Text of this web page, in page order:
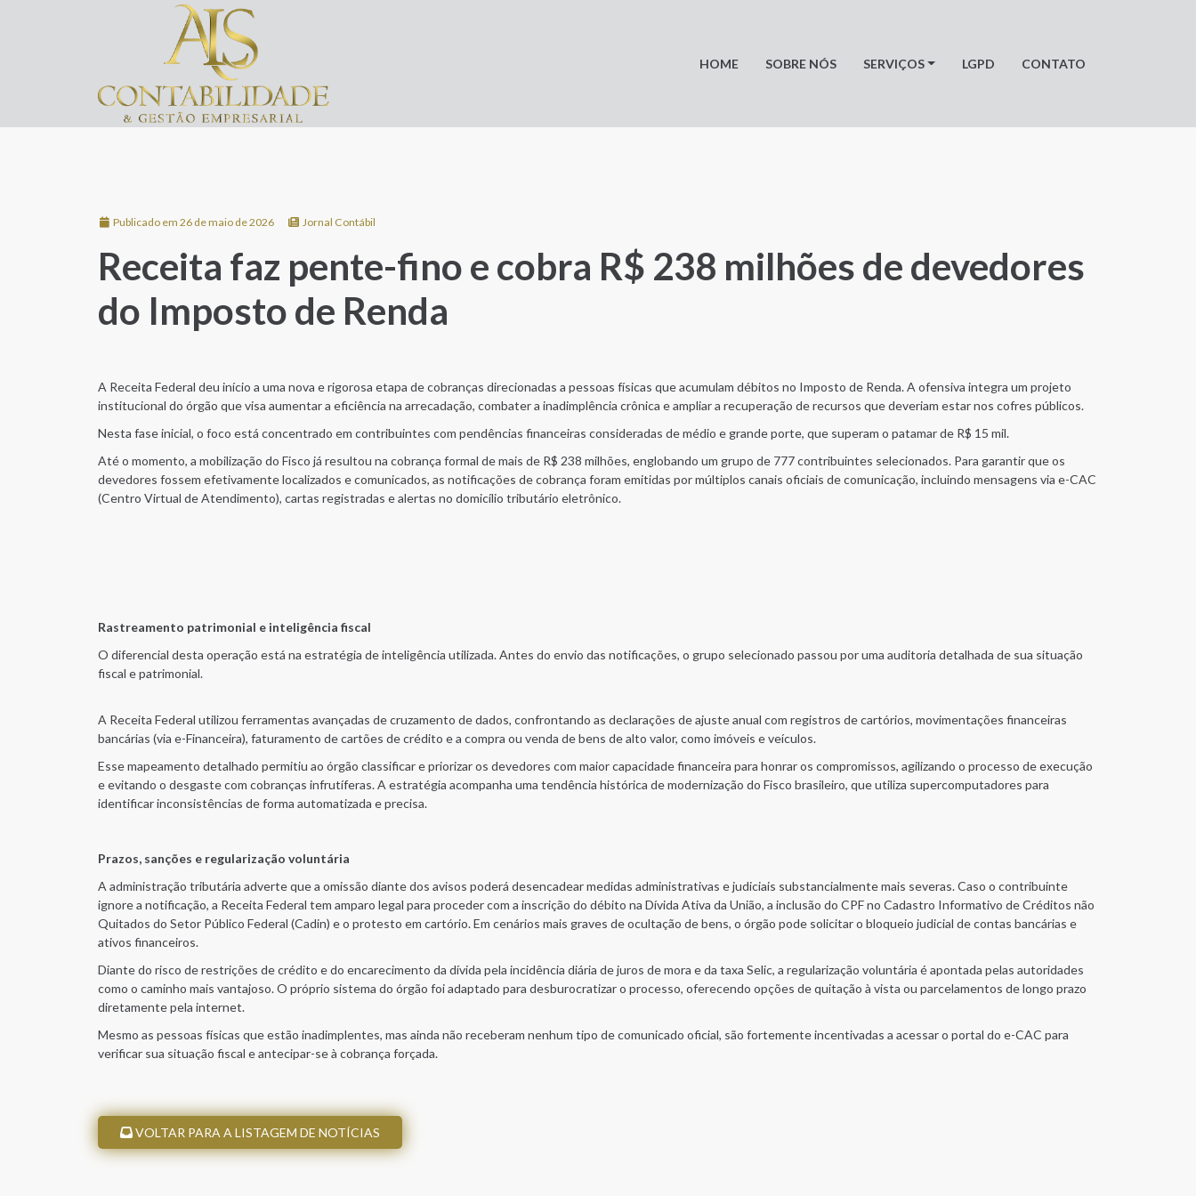
HOME SOBRE NÓS SERVIÇOS LGPD CONTATO
Publicado em 26 de maio de 2026 Jornal Contábil
Receita faz pente-fino e cobra R$ 238 milhões de devedores
do Imposto de Renda
A Receita Federal deu início a uma nova e rigorosa etapa de cobranças direcionadas a pessoas físicas que acumulam débitos no Imposto de Renda. A ofensiva integra um projeto
institucional do órgão que visa aumentar a eficiência na arrecadação, combater a inadimplência crônica e ampliar a recuperação de recursos que deveriam estar nos cofres públicos.
Nesta fase inicial, o foco está concentrado em contribuintes com pendências financeiras consideradas de médio e grande porte, que superam o patamar de R$ 15 mil.
Até o momento, a mobilização do Fisco já resultou na cobrança formal de mais de R$ 238 milhões, englobando um grupo de 777 contribuintes selecionados. Para garantir que os
devedores fossem efetivamente localizados e comunicados, as notificações de cobrança foram emitidas por múltiplos canais oficiais de comunicação, incluindo mensagens via e-CAC
(Centro Virtual de Atendimento), cartas registradas e alertas no domicílio tributário eletrônico.
Rastreamento patrimonial e inteligência fiscal
O diferencial desta operação está na estratégia de inteligência utilizada. Antes do envio das notificações, o grupo selecionado passou por uma auditoria detalhada de sua situação
fiscal e patrimonial.
A Receita Federal utilizou ferramentas avançadas de cruzamento de dados, confrontando as declarações de ajuste anual com registros de cartórios, movimentações financeiras
bancárias (via e-Financeira), faturamento de cartões de crédito e a compra ou venda de bens de alto valor, como imóveis e veículos.
Esse mapeamento detalhado permitiu ao órgão classificar e priorizar os devedores com maior capacidade financeira para honrar os compromissos, agilizando o processo de execução
e evitando o desgaste com cobranças infrutíferas. A estratégia acompanha uma tendência histórica de modernização do Fisco brasileiro, que utiliza supercomputadores para
identificar inconsistências de forma automatizada e precisa.
Prazos, sanções e regularização voluntária
A administração tributária adverte que a omissão diante dos avisos poderá desencadear medidas administrativas e judiciais substancialmente mais severas. Caso o contribuinte
ignore a notificação, a Receita Federal tem amparo legal para proceder com a inscrição do débito na Dívida Ativa da União, a inclusão do CPF no Cadastro Informativo de Créditos não
Quitados do Setor Público Federal (Cadin) e o protesto em cartório. Em cenários mais graves de ocultação de bens, o órgão pode solicitar o bloqueio judicial de contas bancárias e
ativos financeiros.
Diante do risco de restrições de crédito e do encarecimento da dívida pela incidência diária de juros de mora e da taxa Selic, a regularização voluntária é apontada pelas autoridades
como o caminho mais vantajoso. O próprio sistema do órgão foi adaptado para desburocratizar o processo, oferecendo opções de quitação à vista ou parcelamentos de longo prazo
diretamente pela internet.
Mesmo as pessoas físicas que estão inadimplentes, mas ainda não receberam nenhum tipo de comunicado oficial, são fortemente incentivadas a acessar o portal do e-CAC para
verificar sua situação fiscal e antecipar-se à cobrança forçada.
VOLTAR PARA A LISTAGEM DE NOTÍCIAS